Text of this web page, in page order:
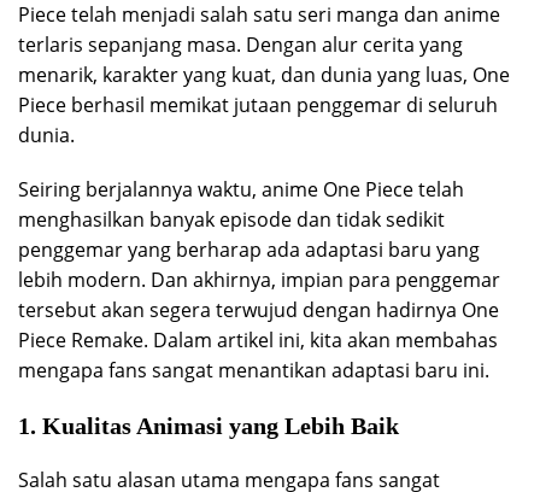
Piece telah menjadi salah satu seri manga dan anime
terlaris sepanjang masa. Dengan alur cerita yang
menarik, karakter yang kuat, dan dunia yang luas, One
Piece berhasil memikat jutaan penggemar di seluruh
dunia.
Seiring berjalannya waktu, anime One Piece telah
menghasilkan banyak episode dan tidak sedikit
penggemar yang berharap ada adaptasi baru yang
lebih modern. Dan akhirnya, impian para penggemar
tersebut akan segera terwujud dengan hadirnya One
Piece Remake. Dalam artikel ini, kita akan membahas
mengapa fans sangat menantikan adaptasi baru ini.
1. Kualitas Animasi yang Lebih Baik
Salah satu alasan utama mengapa fans sangat